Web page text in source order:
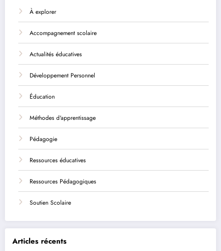
À explorer
Accompagnement scolaire
Actualités éducatives
Développement Personnel
Éducation
Méthodes d'apprentissage
Pédagogie
Ressources éducatives
Ressources Pédagogiques
Soutien Scolaire
Articles récents